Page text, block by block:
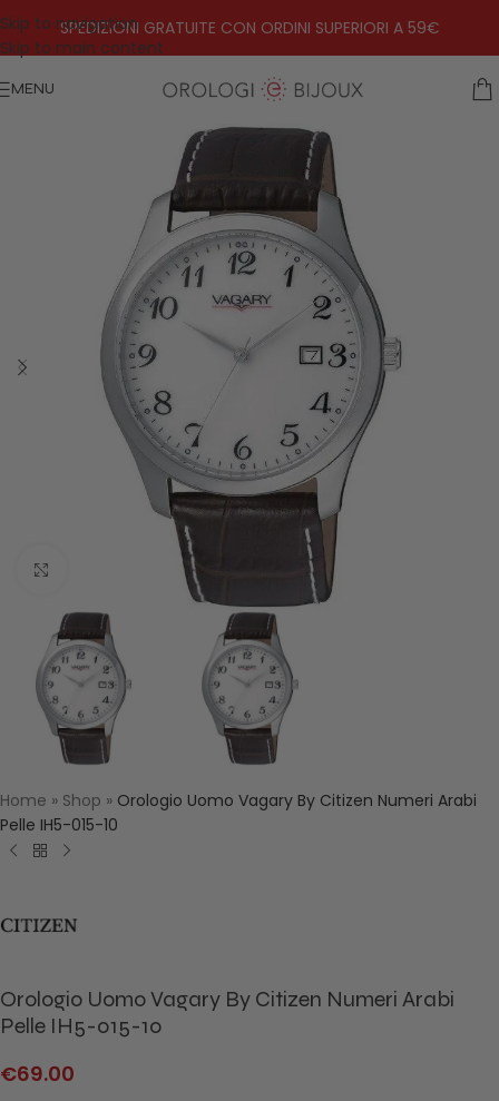
Skip to navigation
Skip to main content
SPEDIZIONI GRATUITE CON ORDINI SUPERIORI A 59€
MENU
Click to enlarge
Home » Shop » Orologio Uomo Vagary By Citizen Numeri Arabi
Pelle IH5-015-10
Orologio Uomo Vagary By Citizen Numeri Arabi
Pelle IH5-015-10
€69.00